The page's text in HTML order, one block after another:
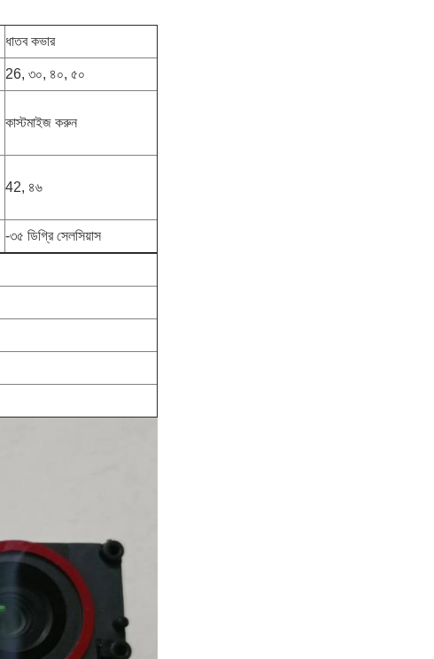
ধাতব কভার
26, ৩০, ৪০, ৫০
কাস্টমাইজ করুন
42, ৪৬
-৩৫ ডিগ্রি সেলসিয়াস